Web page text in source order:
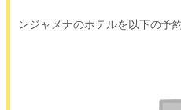
ンジャメナのホテルを以下の予